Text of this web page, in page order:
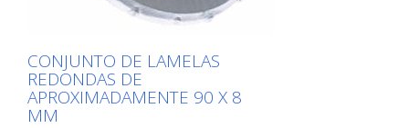
CONJUNTO DE LAMELAS
REDONDAS DE
APROXIMADAMENTE 90 X 8
MM